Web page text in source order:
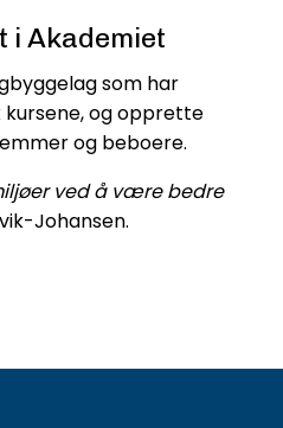
Akademiet
som har
og opprette
og beboere.
ved å være bedre
Johansen.